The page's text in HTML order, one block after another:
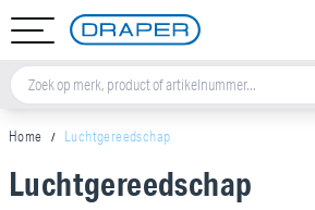
Home Luchtgereedschap
Sorteer op
Luchtgereedschap